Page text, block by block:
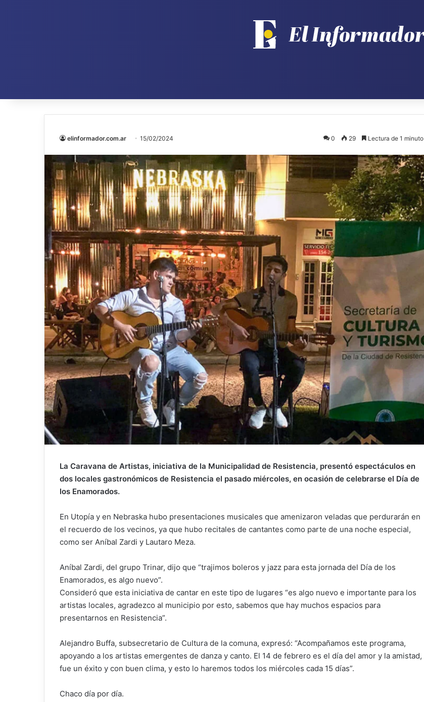
elinformador.com.ar 15/02/2024 0 29 Lectura de 1 minuto
La Caravana de Artistas, iniciativa de la Municipalidad de Resistencia, presentó espectáculos en
dos locales gastronómicos de Resistencia el pasado miércoles, en ocasión de celebrarse el Día de
los Enamorados.
En Utopía y en Nebraska hubo presentaciones musicales que amenizaron veladas que perdurarán en
el recuerdo de los vecinos, ya que hubo recitales de cantantes como parte de una noche especial,
como ser Aníbal Zardi y Lautaro Meza.
Aníbal Zardi, del grupo Trinar, dijo que “trajimos boleros y jazz para esta jornada del Día de los
Enamorados, es algo nuevo”.
Consideró que esta iniciativa de cantar en este tipo de lugares “es algo nuevo e importante para los
artistas locales, agradezco al municipio por esto, sabemos que hay muchos espacios para
presentarnos en Resistencia”.
Alejandro Buffa, subsecretario de Cultura de la comuna, expresó: “Acompañamos este programa,
apoyando a los artistas emergentes de danza y canto. El 14 de febrero es el día del amor y la amistad,
fue un éxito y con buen clima, y esto lo haremos todos los miércoles cada 15 días”.
Chaco día por día.